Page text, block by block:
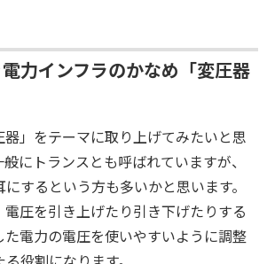
力インフラのかなめ「変圧器
器」をテーマに取り上げてみたいと思
にトランスとも呼ばれていますが、
するという方も多いかと思います。
圧を引き上げたり引き下げたりする
電力の電圧を使いやすいように調整